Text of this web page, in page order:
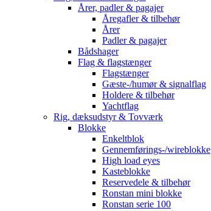
Årer, padler & pagajer
Åregafler & tilbehør
Årer
Padler & pagajer
Bådshager
Flag & flagstænger
Flagstænger
Gæste-/humør & signalflag
Holdere & tilbehør
Yachtflag
Rig, dæksudstyr & Tovværk
Blokke
Enkeltblok
Gennemførings-/wireblokke
High load eyes
Kasteblokke
Reservedele & tilbehør
Ronstan mini blokke
Ronstan serie 100